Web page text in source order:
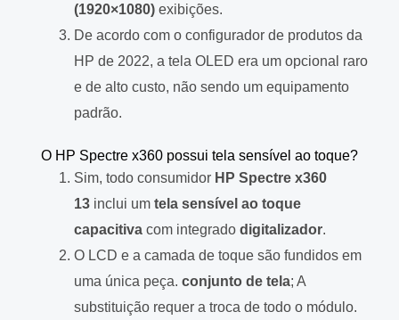
(1920×1080) exibições.
De acordo com o configurador de produtos da
HP de 2022, a tela OLED era um opcional raro
e de alto custo, não sendo um equipamento
padrão.
O HP Spectre x360 possui tela sensível ao toque?
Sim, todo consumidor HP Spectre x360
13 inclui um tela sensível ao toque
capacitiva com integrado digitalizador.
O LCD e a camada de toque são fundidos em
uma única peça. conjunto de tela; A
substituição requer a troca de todo o módulo.